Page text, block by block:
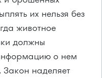
их нельзя без
животное
должны
о нем
Закон наделяет